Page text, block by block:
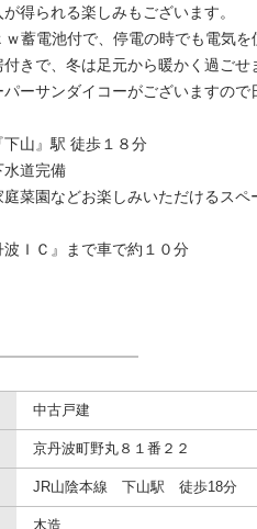
得られる楽しみもございます。
ｗ蓄電池付で、停電の時でも電気
付きで、冬は足元から暖かく過ごせ
ーサンダイコーがございますので
下山』駅 徒歩１８分
水道完備
庭菜園などお楽しみいただけるスペ
ＩＣ』まで車で約１０分
中古戸建
京丹波町野丸８１番２２
JR山陰本線 下山駅 徒歩18分
木造